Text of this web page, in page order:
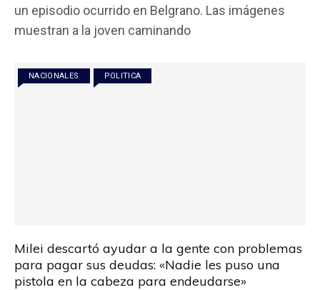
b
o
k
er s
p
p
p
un episodio ocurrido en Belgrano. Las imágenes
muestran a la joven caminando
NACIONALES POLITICA
Milei descartó ayudar a la gente con problemas
para pagar sus deudas: «Nadie les puso una
pistola en la cabeza para endeudarse»